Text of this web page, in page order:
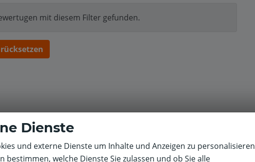
mit diesem Filter gefunden.
Dienste
und externe Dienste um Inhalte und Anzeigen zu personalisieren
bestimmen, welche Dienste Sie zulassen und ob Sie alle